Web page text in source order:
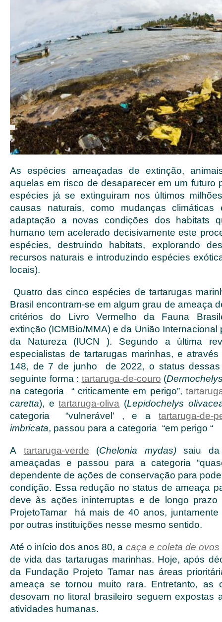
As espécies ameaçadas de extinção,
aquelas em risco de desaparecer em um futuro
espécies já se extinguiram nos últimos
causas naturais, como mudanças climáticas
adaptação a novas condições dos habitats
humano tem acelerado decisivamente este
espécies, destruindo habitats, explorando
recursos naturais e introduzindo espécies
locais).
Quatro das cinco espécies de tartarugas
Brasil encontram-se em algum grau de ameaça
critérios do Livro Vermelho da Fauna
extinção (ICMBio/MMA) e da União Internacional
da Natureza (IUCN ). Segundo a última
especialistas de tartarugas marinhas, e
148, de 7 de junho de 2022, o status
seguinte forma : tartaruga-de-couro (
na categoria “ criticamente em perigo”,
caretta), etartaruga-oliva (Lepidochelys
categoria “vulnerável’ , e atartaruga-de-
imbricata, passou para a categoria “em perigo “
A tartaruga-verde (Chelonia mydas) saiu
ameaçadas e passou para a categoria
dependente de ações de conservação para
condição. Essa redução no status de ameaça
deve às ações ininterruptas e de longo prazo
ProjetoTamar há mais de 40 anos,
por outras instituições nesse mesmo sentido.
Até o início dos anos 80, a caça e coleta de ovos
de vida das tartarugas marinhas. Hoje, após
da Fundação Projeto Tamar nas áreas
ameaça se tornou muito rara. Entretanto, as
desovam no litoral brasileiro seguem expostas
atividades humanas.